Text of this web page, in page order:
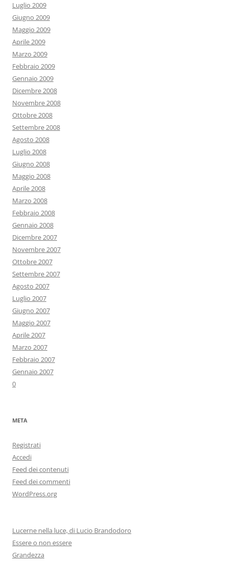
Luglio 2009
Giugno 2009
Maggio 2009
Aprile 2009
Marzo 2009
Febbraio 2009
Gennaio 2009
Dicembre 2008
Novembre 2008
Ottobre 2008
Settembre 2008
Agosto 2008
Luglio 2008
Giugno 2008
Maggio 2008
Aprile 2008
Marzo 2008
Febbraio 2008
Gennaio 2008
Dicembre 2007
Novembre 2007
Ottobre 2007
Settembre 2007
Agosto 2007
Luglio 2007
Giugno 2007
Maggio 2007
Aprile 2007
Marzo 2007
Febbraio 2007
Gennaio 2007
0
META
Registrati
Accedi
Feed dei contenuti
Feed dei commenti
WordPress.org
Lucerne nella luce, di Lucio Brandodoro
Essere o non essere
Grandezza